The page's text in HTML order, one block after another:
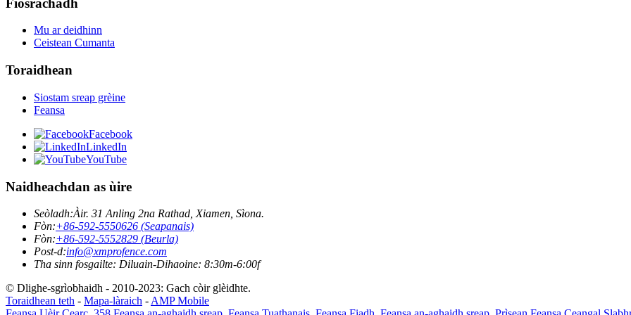
Mu ar deidhinn
Ceistean Cumanta
Toraidhean
Siostam sreap grèine
Feansa
Facebook
LinkedIn
YouTube
Naidheachdan as ùire
Seòladh:Àir. 31 Anling 2na Rathad, Xiamen, Sìona.
Fòn:+86-592-5550626 (Seapanais)
Fòn:+86-592-5552829 (Beurla)
Post-d:info@xmprofence.com
Tha sinn fosgailte: Diluain-Dihaoine: 8:30m-6:00f
© Dlighe-sgrìobhaidh - 2010-2023: Gach còir glèidhte.
Toraidhean teth - Mapa-làraich - AMP Mobile